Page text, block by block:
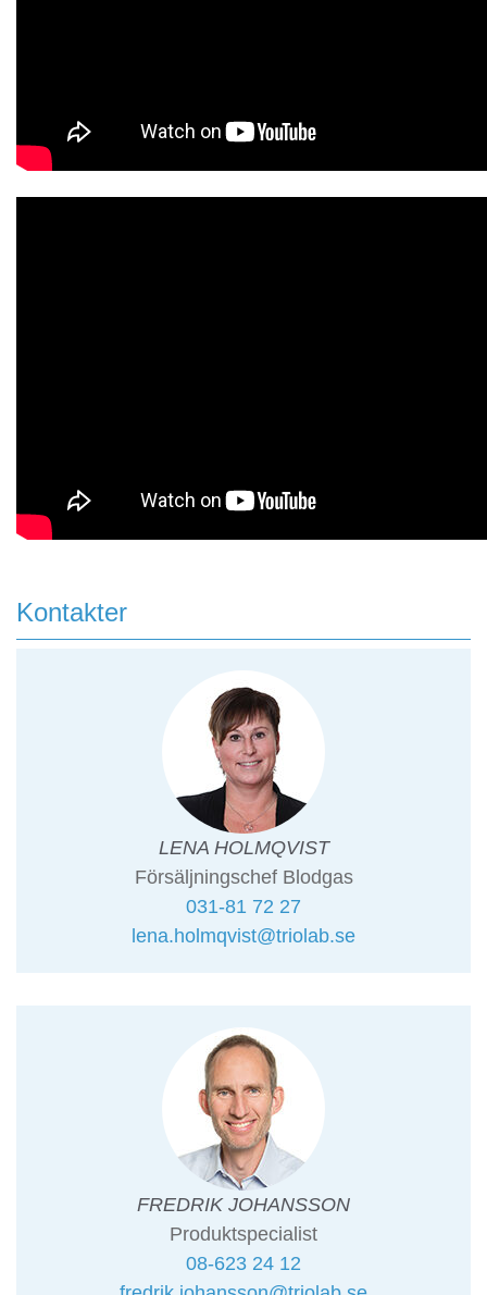
Kontakter
LENA HOLMQVIST
Försäljningschef Blodgas
031-81 72 27
lena.holmqvist@triolab.se
FREDRIK JOHANSSON
Produktspecialist
08-623 24 12